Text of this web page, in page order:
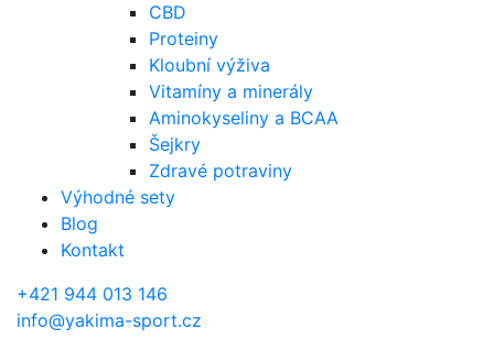
CBD
Proteiny
Kloubní výživa
Vitamíny a minerály
Aminokyseliny a BCAA
Šejkry
Zdravé potraviny
Výhodné sety
Blog
Kontakt
+421 944 013 146
info@yakima-sport.cz